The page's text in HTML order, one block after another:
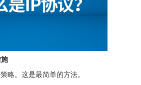
略。这是最简单的方法。